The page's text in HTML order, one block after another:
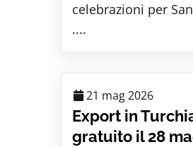
celebrazioni per
....
21 mag 2026
Export in
gratuito il 28